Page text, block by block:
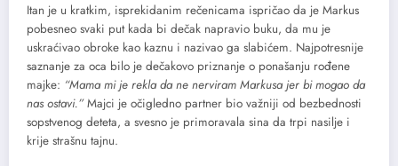
Itan je u kratkim, isprekidanim rečenicama ispričao da je Markus
pobesneo svaki put kada bi dečak napravio buku, da mu je
uskraćivao obroke kao kaznu i nazivao ga slabićem. Najpotresnije
saznanje za oca bilo je dečakovo priznanje o ponašanju rođene
majke: “Mama mi je rekla da ne nerviram Markusa jer bi mogao da
nas ostavi.”Majci je očigledno partner bio važniji od bezbednosti
sopstvenog deteta, a svesno je primoravala sina da trpi nasilje i
krije strašnu tajnu.